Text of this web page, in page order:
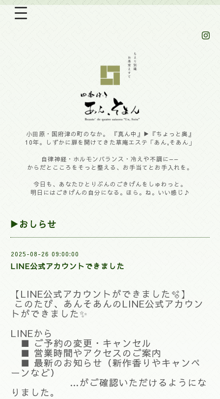
小田原・国府津の町のなか。 『真ん中』▶︎『ちょっと奥』
10年。しずかに扉を開けてきた草庵エステ「あん,そあん」
自律神経・ホルモンバランス・冷えや不調に——
からだとこころをそっと整える、お手当てとお手入れを。
今日も、あなたひとりぶんのごきげんをしゅわっと。
明日にはごきげんの自分になる。ほら。ね。いい感じ♪
▶おしらせ
2025-08-26 09:00:00
LINE公式アカウントできました
【LINE公式アカウントができました🫧】
このたび、あんそあんのLINE公式アカウン
トができました✨
LINEから
■ ご予約の変更・キャンセル
■ 営業時間やアクセスのご案内
■ 最新のお知らせ（新作香りやキャンペ
ーンなど）
…がご確認いただけるようにな
りました。